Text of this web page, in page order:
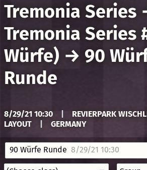
Tremonia Series
Tremonia Series
Würfe) → 90
Runde
8/29/21 10:30
REVIERPARK
LAYOUT
GERMANY
90 Würfe Runde 8/29/21 10:30